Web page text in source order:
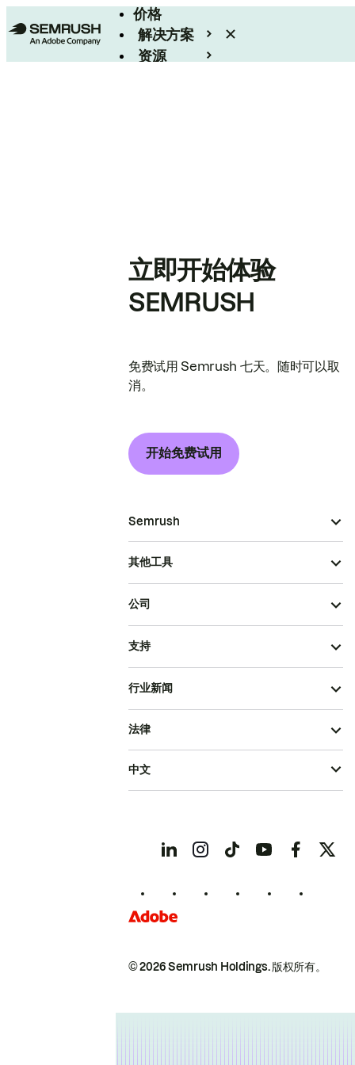
价格
解决方案
资源
立即开始体验
SEMRUSH
免费试用 Semrush 七天。随时可以取
消。
开始免费试用
Semrush
其他工具
公司
支持
行业新闻
© 2026 Semrush Holdings.版权所有。
法律
中文